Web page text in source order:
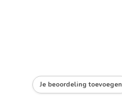
Je beoordeling toevoegen